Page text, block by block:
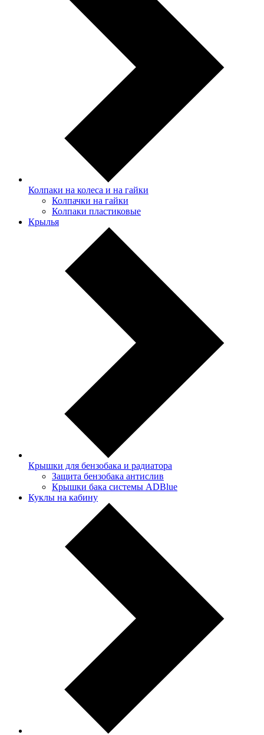
Колпаки на колеса и на гайки
Колпачки на гайки
Колпаки пластиковые
Крылья
Крышки для бензобака и радиатора
Защита бензобака антислив
Крышки бака системы ADBlue
Куклы на кабину